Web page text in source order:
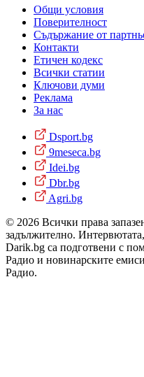
Общи условия
Поверителност
Съдържание от
Контакти
Етичен кодекс
Всички статии
Ключови думи
Реклама
За нас
Dsport.bg
9meseca.bg
Idei.bg
Dbr.bg
Agri.bg
© 2026 Всички права
задължително.
Darik.bg са подготвени с
Радио и новинарските
Радио.